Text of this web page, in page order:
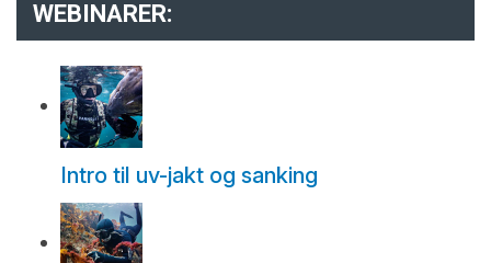
WEBINARER:
Intro til uv-jakt og sanking